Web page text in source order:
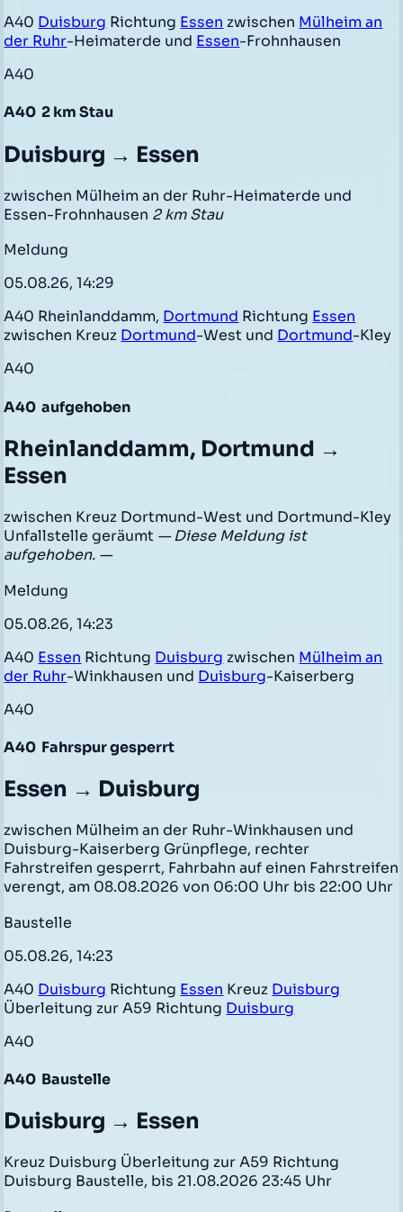
A40 Duisburg Richtung Essen zwischen Mülheim an
der Ruhr-Heimaterde und Essen-Frohnhausen
A40
A40 2 km Stau
Duisburg → Essen
zwischen Mülheim an der Ruhr-Heimaterde und
Essen-Frohnhausen 2 km Stau
Meldung
05.08.26, 14:29
A40 Rheinlanddamm, Dortmund Richtung Essen
zwischen Kreuz Dortmund-West und Dortmund-Kley
A40
A40 aufgehoben
Rheinlanddamm, Dortmund →
Essen
zwischen Kreuz Dortmund-West und Dortmund-Kley
Unfallstelle geräumt — Diese Meldung ist
aufgehoben. —
Meldung
05.08.26, 14:23
A40 Essen Richtung Duisburg zwischen Mülheim an
der Ruhr-Winkhausen und Duisburg-Kaiserberg
A40
A40 Fahrspur gesperrt
Essen → Duisburg
zwischen Mülheim an der Ruhr-Winkhausen und
Duisburg-Kaiserberg Grünpflege, rechter
Fahrstreifen gesperrt, Fahrbahn auf einen Fahrstreifen
verengt, am 08.08.2026 von 06:00 Uhr bis 22:00 Uhr
Baustelle
05.08.26, 14:23
A40 Duisburg Richtung Essen Kreuz Duisburg
Überleitung zur A59 Richtung Duisburg
A40
A40 Baustelle
Duisburg → Essen
Kreuz Duisburg Überleitung zur A59 Richtung
Duisburg Baustelle, bis 21.08.2026 23:45 Uhr